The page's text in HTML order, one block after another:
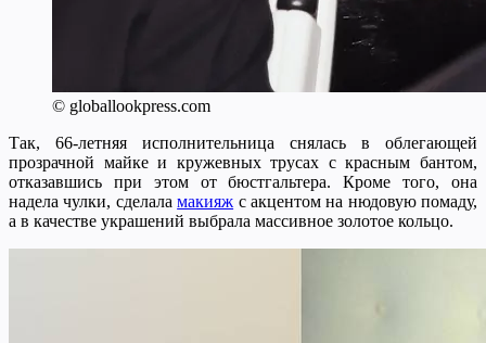
© globallookpress.com
Так, 66-летняя исполнительница снялась в облегающей
прозрачной майке и кружевных трусах с красным бантом,
отказавшись при этом от бюстгальтера. Кроме того, она
надела чулки, сделаламакияж с акцентом на нюдовую помаду,
а в качестве украшений выбрала массивное золотое кольцо.